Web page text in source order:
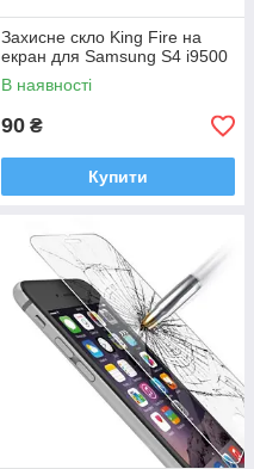
Захисне скло King Fire на
екран для Samsung S4 i9500
В наявності
90 ₴
Купити